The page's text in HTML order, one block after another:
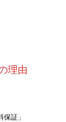
理由
証」